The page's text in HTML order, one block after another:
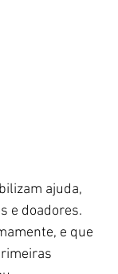
ajuda,
e doadores.
e que